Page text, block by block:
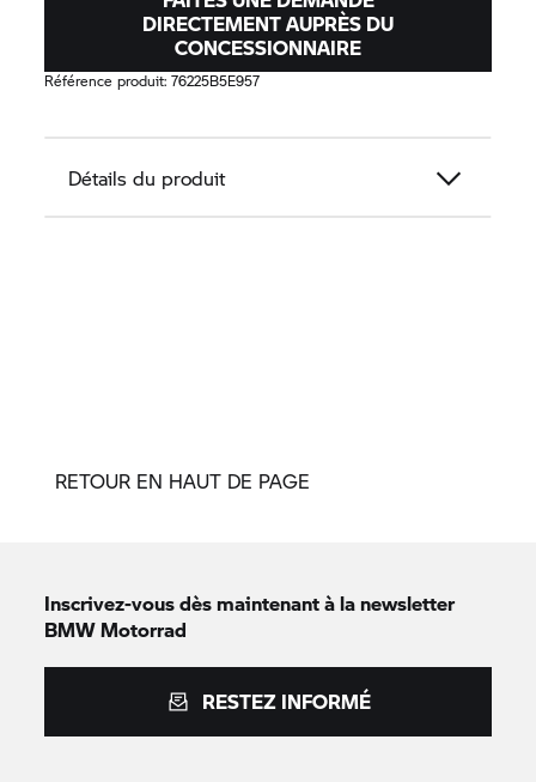
DIRECTEMENT AUPRÈS DU
CONCESSIONNAIRE
Référence produit:76225B5E957
Détails du produit
RETOUR EN HAUT DE PAGE
Inscrivez-vous dès maintenant à la newsletter
BMW Motorrad
RESTEZ INFORMÉ